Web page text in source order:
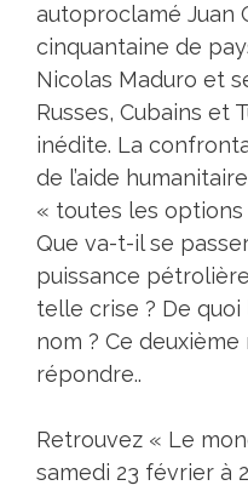
autoproclamé Juan
cinquantaine de
Nicolas Maduro et
Russes, Cubains et
inédite. La
de l’aide
« toutes les
Que va-t-il se
puissance
telle crise ? De
nom ? Ce
répondre..
Retrouvez « Le
samedi 23 février à